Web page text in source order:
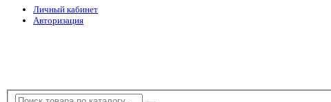
Личный кабинет
Авторизация